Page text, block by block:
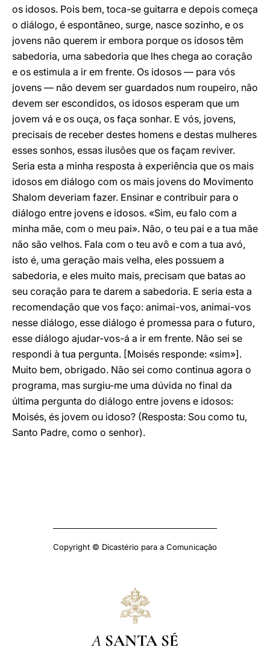
os idosos. Pois bem, toca-se guitarra e depois começa
o diálogo, é espontâneo, surge, nasce sozinho, e os
jovens não querem ir embora porque os idosos têm
sabedoria, uma sabedoria que lhes chega ao coração
e os estimula a ir em frente. Os idosos — para vós
jovens — não devem ser guardados num roupeiro, não
devem ser escondidos, os idosos esperam que um
jovem vá e os ouça, os faça sonhar. E vós, jovens,
precisais de receber destes homens e destas mulheres
esses sonhos, essas ilusões que os façam reviver.
Seria esta a minha resposta à experiência que os mais
idosos em diálogo com os mais jovens do Movimento
Shalom deveriam fazer. Ensinar e contribuir para o
diálogo entre jovens e idosos. «Sim, eu falo com a
minha mãe, com o meu pai». Não, o teu pai e a tua mãe
não são velhos. Fala com o teu avô e com a tua avó,
isto é, uma geração mais velha, eles possuem a
sabedoria, e eles muito mais, precisam que batas ao
seu coração para te darem a sabedoria. E seria esta a
recomendação que vos faço: animai-vos, animai-vos
nesse diálogo, esse diálogo é promessa para o futuro,
esse diálogo ajudar-vos-á a ir em frente. Não sei se
respondi à tua pergunta. [Moisés responde: «sim»].
Muito bem, obrigado. Não sei como continua agora o
programa, mas surgiu-me uma dúvida no final da
última pergunta do diálogo entre jovens e idosos:
Moisés, és jovem ou idoso? (Resposta: Sou como tu,
Santo Padre, como o senhor).
Copyright © Dicastério para a Comunicação
A SANTA SÉ